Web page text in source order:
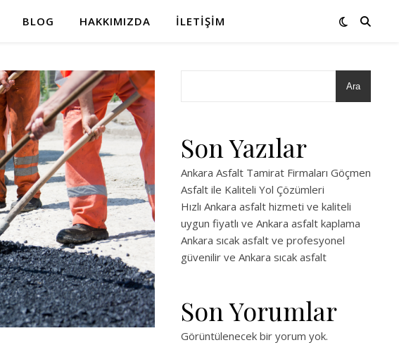
BLOG HAKKIMIZDA İLETIŞIM
Ara
Son Yazılar
Ankara Asfalt Tamirat Firmaları Göçmen
Asfalt ile Kaliteli Yol Çözümleri
Hızlı Ankara asfalt hizmeti ve kaliteli
uygun fiyatlı ve Ankara asfalt kaplama
Ankara sıcak asfalt ve profesyonel
güvenilir ve Ankara sıcak asfalt
Son Yorumlar
Görüntülenecek bir yorum yok.